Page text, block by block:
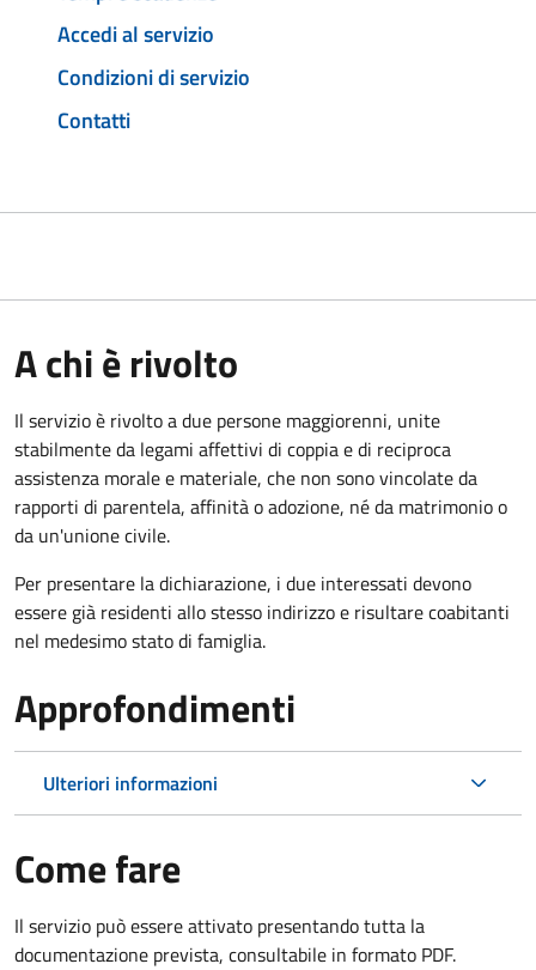
Accedi al servizio
Condizioni di servizio
Contatti
A chi è rivolto
Il servizio è rivolto a due persone maggiorenni, unite
stabilmente da legami affettivi di coppia e di reciproca
assistenza morale e materiale, che non sono vincolate da
rapporti di parentela, affinità o adozione, né da matrimonio o
da un'unione civile.
Per presentare la dichiarazione, i due interessati devono
essere già residenti allo stesso indirizzo e risultare coabitanti
nel medesimo stato di famiglia.
Approfondimenti
Ulteriori informazioni
Come fare
Il servizio può essere attivato presentando tutta la
documentazione prevista, consultabile in formato PDF.